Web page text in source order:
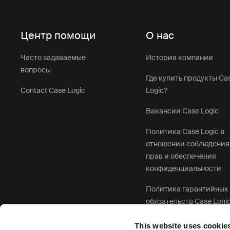
This website uses
Центр помощи
Часто задаваемые
вопросы
Contact Case Logic
О нас
История компании
Где купить продукты
Logic?
Вакансии Case Logic
Политика Case Logic в
отношении соблюдения
прав и обеспечения
конфиденциальности
Политика гарантийных
обязательств Case Logic